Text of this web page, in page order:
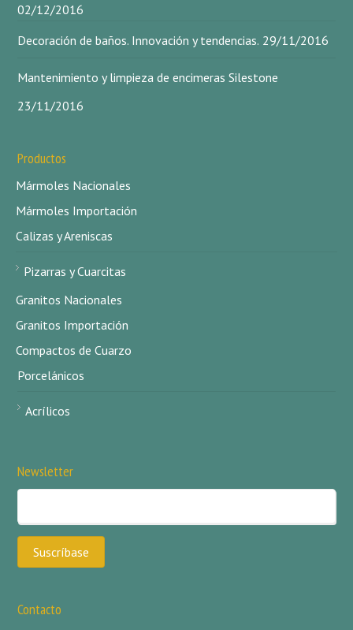
02/12/2016
Decoración de baños. Innovación y tendencias. 29/11/2016
Mantenimiento y limpieza de encimeras Silestone
23/11/2016
Productos
Mármoles Nacionales
Mármoles Importación
Calizas y Areniscas
Pizarras y Cuarcitas
Granitos Nacionales
Granitos Importación
Compactos de Cuarzo
Porcelánicos
Acrílicos
Newsletter
Contacto